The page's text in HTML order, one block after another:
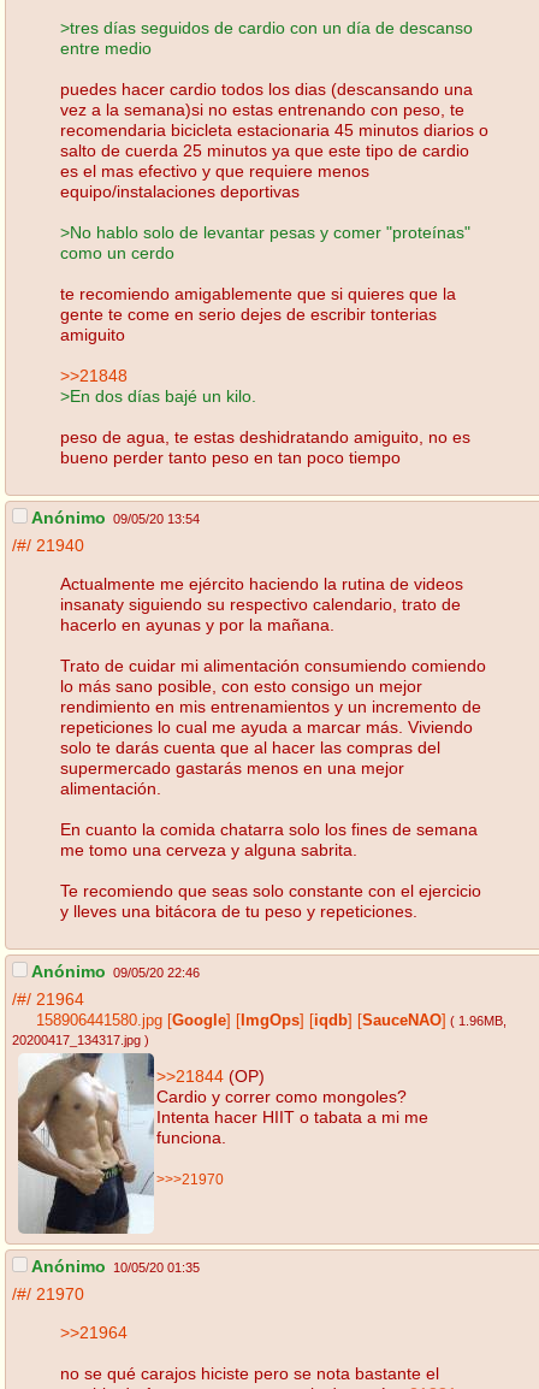
>tres días seguidos de cardio con un día de descanso
entre medio
puedes hacer cardio todos los dias (descansando una
vez a la semana)si no estas entrenando con peso, te
recomendaria bicicleta estacionaria 45 minutos diarios o
salto de cuerda 25 minutos ya que este tipo de cardio
es el mas efectivo y que requiere menos
equipo/instalaciones deportivas
>No hablo solo de levantar pesas y comer "proteínas"
como un cerdo
te recomiendo amigablemente que si quieres que la
gente te come en serio dejes de escribir tonterias
amiguito
>>21848
>En dos días bajé un kilo.
peso de agua, te estas deshidratando amiguito, no es
bueno perder tanto peso en tan poco tiempo
Anónimo 09/05/20 13:54
/#/ 21940
Actualmente me ejército haciendo la rutina de videos
insanaty siguiendo su respectivo calendario, trato de
hacerlo en ayunas y por la mañana.
Trato de cuidar mi alimentación consumiendo comiendo
lo más sano posible, con esto consigo un mejor
rendimiento en mis entrenamientos y un incremento de
repeticiones lo cual me ayuda a marcar más. Viviendo
solo te darás cuenta que al hacer las compras del
supermercado gastarás menos en una mejor
alimentación.
En cuanto la comida chatarra solo los fines de semana
me tomo una cerveza y alguna sabrita.
Te recomiendo que seas solo constante con el ejercicio
y lleves una bitácora de tu peso y repeticiones.
Anónimo 09/05/20 22:46
/#/ 21964
158906441580.jpg Google ImgOps iqdb SauceNAO ( 1.96MB
20200417_134317.jpg )
>>21844 (OP)
Cardio y correr como mongoles?
Intenta hacer HIIT o tabata a mi me
funciona.
>>>21970
Anónimo 10/05/20 01:35
/#/ 21970
>>21964
no se qué carajos hiciste pero se nota bastante el